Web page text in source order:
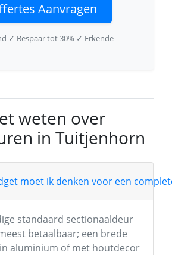
Aanvragen
✓ Bespaar tot 30% ✓ Erkende
weten over
in Tuitjenhorn
moet ik denken voor een
standaard sectionaaldeur
betaalbaar; een brede
aluminium of met houtdecor